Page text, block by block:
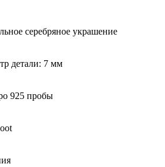
серебряное украшение
детали: 7 мм
925 пробы